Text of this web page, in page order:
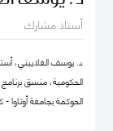
أستاذ مشارك
د. يوسف الغلاييني،
الحكومية، منسق برنامج
الحوكمة بجامعة